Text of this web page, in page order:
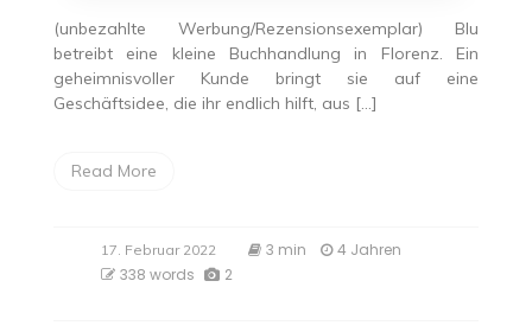
(unbezahlte Werbung/Rezensionsexemplar) Blu
betreibt eine kleine Buchhandlung in Florenz. Ein
geheimnisvoller Kunde bringt sie auf eine
Geschäftsidee, die ihr endlich hilft, aus […]
Read More
17. Februar 2022 3 min
4 Jahren
338 words
2